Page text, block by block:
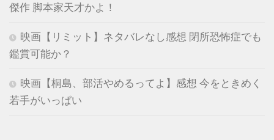
傑作 脚本家天才かよ！
映画【リミット】ネタバレなし感想 閉所恐怖症でも
鑑賞可能か？
映画【桐島、部活やめるってよ】感想 今をときめく
若手がいっぱい